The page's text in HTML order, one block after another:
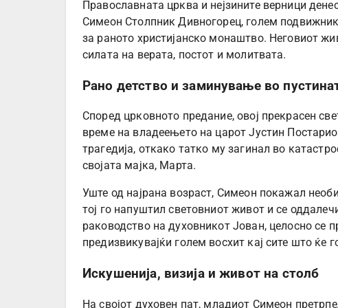
Православната црква и нејзините верници
Симеон Столпник Дивногорец, голем
за раното христијанско монаштво. Неговиот
силата на верата, постот и молитвата.
Рано детство и заминување во
Според црковното предание, овој прекрасен
време на владеењето на царот Јустин
трагедија, откако татко му загинал во
својата мајка, Марта.
Уште од најрана возраст, Симеон покажал
тој го напуштил световниот живот и се
раководство на духовникот Јован, целосно се
предизвикувајќи голем восхит кај сите што ќе
Искушенија, визија и живот на столб
На својот духовен пат, младиот Симеон